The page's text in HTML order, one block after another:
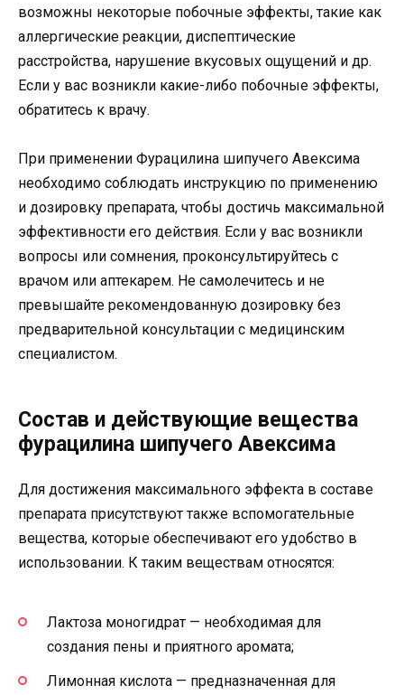
возможны некоторые побочные эффекты, такие как
аллергические реакции, диспептические
расстройства, нарушение вкусовых ощущений и др.
Если у вас возникли какие-либо побочные эффекты,
обратитесь к врачу.
При применении Фурацилина шипучего Авексима
необходимо соблюдать инструкцию по применению
и дозировку препарата, чтобы достичь максимальной
эффективности его действия. Если у вас возникли
вопросы или сомнения, проконсультируйтесь с
врачом или аптекарем. Не самолечитесь и не
превышайте рекомендованную дозировку без
предварительной консультации с медицинским
специалистом.
Состав и действующие вещества
фурацилина шипучего Авексима
Для достижения максимального эффекта в составе
препарата присутствуют также вспомогательные
вещества, которые обеспечивают его удобство в
использовании. К таким веществам относятся:
Лактоза моногидрат — необходимая для
создания пены и приятного аромата;
Лимонная кислота — предназначенная для